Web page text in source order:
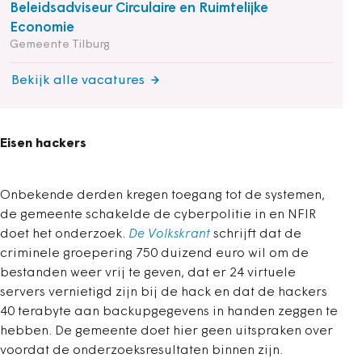
Beleidsadviseur Circulaire en Ruimtelijke
Economie
Gemeente Tilburg
Bekijk alle vacatures
Eisen hackers
Onbekende derden kregen toegang tot de systemen,
de gemeente schakelde de cyberpolitie in en NFIR
doet het onderzoek. De Volkskrant schrijft dat de
criminele groepering 750 duizend euro wil om de
bestanden weer vrij te geven, dat er 24 virtuele
servers vernietigd zijn bij de hack en dat de hackers
40 terabyte aan backupgegevens in handen zeggen te
hebben. De gemeente doet hier geen uitspraken over
voordat de onderzoeksresultaten binnen zijn.